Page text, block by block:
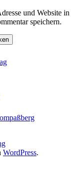
und Website
speichern.
WordPress.